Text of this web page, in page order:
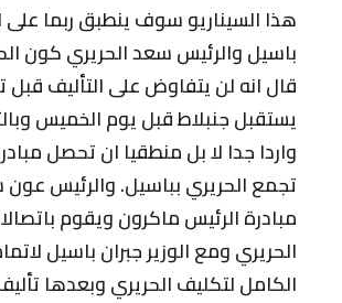
هذا السيناريو سوف ينطبق ربما على
باسيل والرئيس سعد الحريري كون
قال انه لن يتفاوض على التأليف
يستقبل جنبلاط قبل يوم الخميس
واردا جدا لا بل منطقيا ان تحصل
تجمع الحريري بباسيل. والرئيس
مبادرة الرئيس ماكرون ويقوم
الحريري ومع الوزير جبران باسيل
الكامل لتكليف الحريري وبعدها